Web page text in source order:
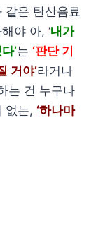
같은 탄산음료
야 아, ‘내가
’는 ‘판단 기
거야’라거나
는 건 누구나
없는, ‘하나마